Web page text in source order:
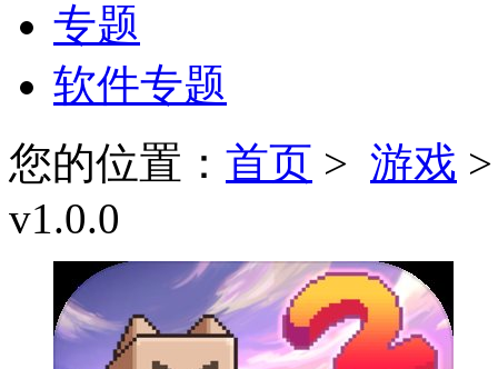
专题
软件专题
您的位置： 首页 > 游戏
v1.0.0